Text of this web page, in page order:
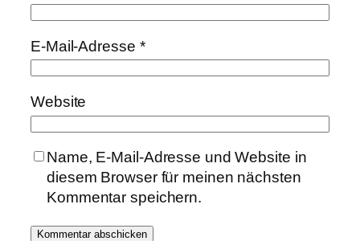
E-Mail-Adresse *
Website
Name, E-Mail-Adresse und Website in
diesem Browser für meinen nächsten
Kommentar speichern.